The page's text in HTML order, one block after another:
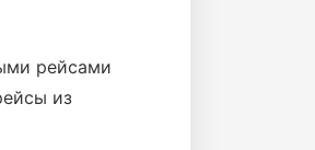
рейсами
из